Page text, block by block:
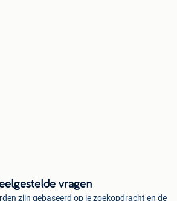
vragen
zijn gebaseerd op je zoekopdracht en de